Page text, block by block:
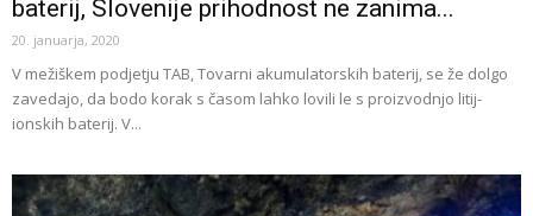
baterij, Slovenije prihodnost ne zanima...
20. januarja, 2020
V mežiškem podjetju TAB, Tovarni akumulatorskih baterij, se že dolgo
zavedajo, da bodo korak s časom lahko lovili le s proizvodnjo litij-
ionskih baterij. V...